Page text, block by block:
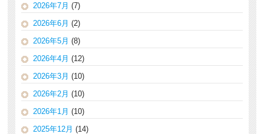
2026年7月 (7)
2026年6月 (2)
2026年5月 (8)
2026年4月 (12)
2026年3月 (10)
2026年2月 (10)
2026年1月 (10)
2025年12月 (14)